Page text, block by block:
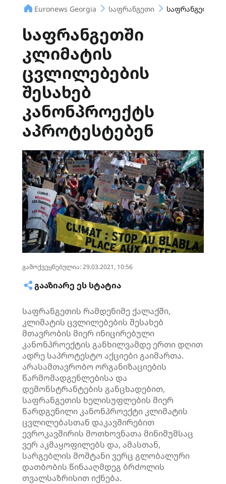
Euronews Georgia საფრანგეთი საფრანგეთში
საფრანგეთში
კლიმატის
ცვლილებების
შესახებ
კანონპროექტს
აპროტესტებენ
გამოქვეყნებულია: 29.03.2021, 10:56
ᲒᲐᲐᲖᲘᲐᲠᲔ ᲔᲡ ᲡᲢᲐᲢᲘᲐ
საფრანგეთის რამდენიმე ქალაქში,
კლიმატის ცვლილებების შესახებ
მთავრობის მიერ ინიცირებული
კანონპროექტის განხილვამდე ერთი დღით
ადრე საპროტესტო აქციები გაიმართა.
არასამთავრობო ორგანიზაციების
წარმომადგენლებისა და
დემონსტრანტების განცხადებით,
საფრანგეთის ხელისუფლების მიერ
წარდგენილი კანონპროექტი კლიმატის
ცვლილებასთან დაკავშირებით
ევროკავშირის მოთხოვნათა მინიმუმსაც
ვერ აკმაყოფილებს და, ამასთან,
სარგებლის მომტანი ვერც გლობალური
დათბობის წინააღმდეგ ბრძოლის
თვალსაზრისით იქნება.